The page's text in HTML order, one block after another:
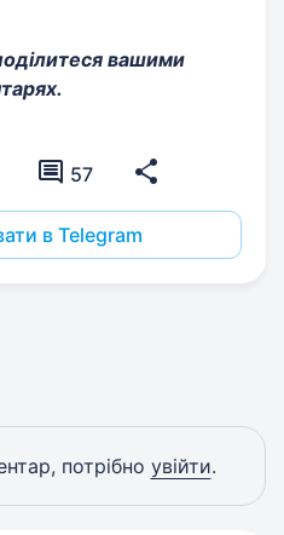
вашими
57
в Telegram
потрібно увійти.